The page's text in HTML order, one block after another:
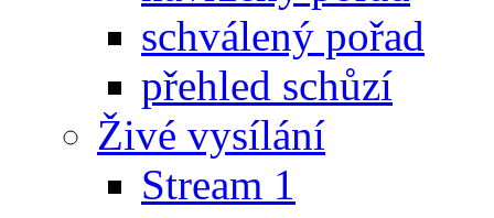
schválený pořad
přehled schůzí
Živé vysílání
Stream 1